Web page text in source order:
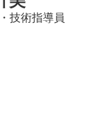
技術指導員